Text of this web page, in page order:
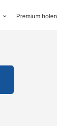
Premium holen